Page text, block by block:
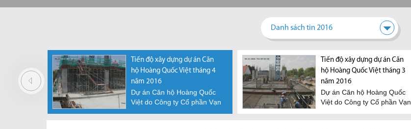
Danh sách tin 2016
Nhơn Đức - Điểm sáng mới trên
bản đồ đầu tư bất động sản TP.
HCM
Ngay từ đầu năm 2017, căn cứ
vào tốc độ phát triển nhanh
Mở bán đất nền tại dự án Khu
dân cư Nhơn Đức
Dự kiến ngày 15-09-2017,
Công ty Cổ phần Vạn Phát
Hưng sẽ chính thức mở
bán...
tháng 5
Quốc
Tiến độ xây dựng dự án Căn
hộ Hoàng Quốc Việt tháng 4
năm 2016
Dự án Căn hộ Hoàng Quốc
Việt do Công ty Cổ phần Vạn
Tiến độ xây dựng dự án Căn
hộ Hoàng Quốc Việt tháng 3
năm 2016
Dự án Căn hộ Hoàng Quốc
Việt do Công ty Cổ phần Vạn